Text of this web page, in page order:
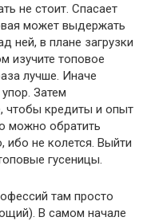
не стоит. Спасает
может выдержать
ней, в плане загрузки
изучите топовое
лучше. Иначе
Затем
чтобы кредиты и опыт
можно обратить
ибо не колется. Выйти
гусеницы.
там просто
В самом начале